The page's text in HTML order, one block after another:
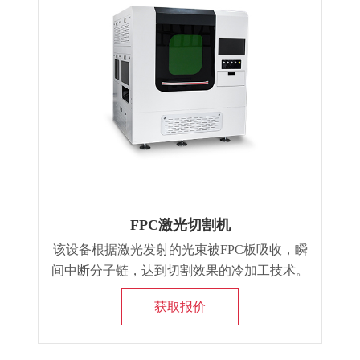
FPC激光切割机
该设备根据激光发射的光束被FPC板吸收，瞬
间中断分子链，达到切割效果的冷加工技术。
紫外激光是短波长激光，材料容易吸收，热影
响区域小，线宽细。
获取报价